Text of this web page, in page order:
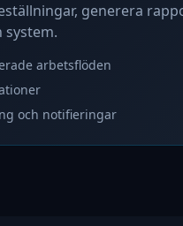
generera
system.
arbetsflöden
och notifieringar